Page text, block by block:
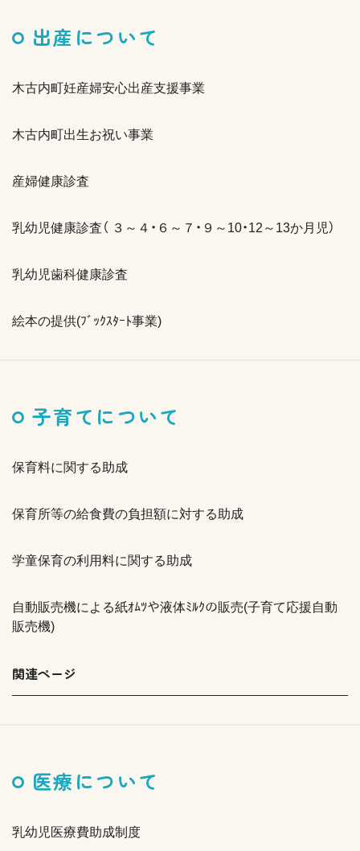
出産について
木古内町妊産婦安心出産支援事業
木古内町出生お祝い事業
産婦健康診査
乳幼児健康診査（ ３～４・６～７・９～10・12～13か月児）
乳幼児歯科健康診査
絵本の提供(ﾌﾞｯｸｽﾀｰﾄ事業)
子育てについて
保育料に関する助成
保育所等の給食費の負担額に対する助成
学童保育の利用料に関する助成
自動販売機による紙ｵﾑﾂや液体ﾐﾙｸの販売(子育て応援自動
販売機)
関連ページ
医療について
乳幼児医療費助成制度